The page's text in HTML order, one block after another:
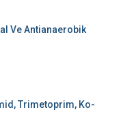
Ve Antianaerobik
Trimetoprim, Ko-